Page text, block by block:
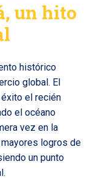
un hito
histórico
global. El
el recién
el océano
vez en la
logros de
un punto